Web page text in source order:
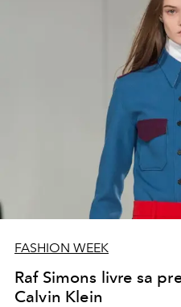
FASHION WEEK
Raf Simons livre sa
Calvin Klein